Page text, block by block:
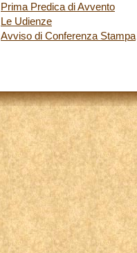
Prima Predica di Avvento
Le Udienze
Avviso di Conferenza Stampa